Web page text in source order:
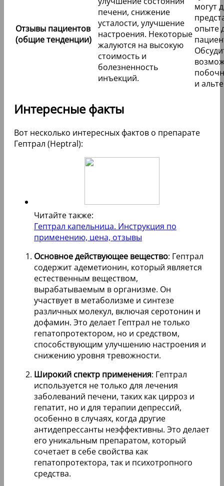
Отзывы пациентов
(общие тенденции)
печени, снижение
усталости, улучшение
настроения. Некоторые
жалуются на высокую
стоимость и
болезненность
инъекций.
могут
опыте
и
Интересные факты
Вот несколько интересных фактов о препарате
Гептрал (Heptral):
Читайте также:
Гептрал капельница. Инструкция по
применению, цена, отзывы
Основное действующее вещество: Гептрал
содержит адеметионин, который является
естественным веществом,
вырабатываемым в организме. Он
участвует в метаболизме и синтезе
различных молекул, включая серотонин и
дофамин. Это делает Гептрал не только
гепатопротектором, но и средством,
способствующим улучшению настроения и
снижению уровня тревожности.
Широкий спектр применения: Гептрал
используется не только для лечения
заболеваний печени, таких как цирроз и
гепатит, но и для терапии депрессий,
особенно в случаях, когда другие
антидепрессанты неэффективны. Это делает
его уникальным препаратом, который
сочетает в себе свойства как
гепатопротектора, так и психотропного
средства.